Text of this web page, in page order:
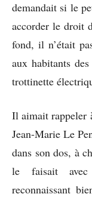
demandait si le
accorder le droit
fond, il n’était
aux habitants
trottinette
Il aimait rappeler
Jean-Marie Le
dans son dos, à
le faisait avec
reconnaissant